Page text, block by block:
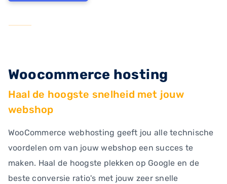
Woocommerce hosting
Haal de hoogste snelheid met jouw
webshop
WooCommerce webhosting geeft jou alle technische
voordelen om van jouw webshop een succes te
maken. Haal de hoogste plekken op Google en de
beste conversie ratio's met jouw zeer snelle